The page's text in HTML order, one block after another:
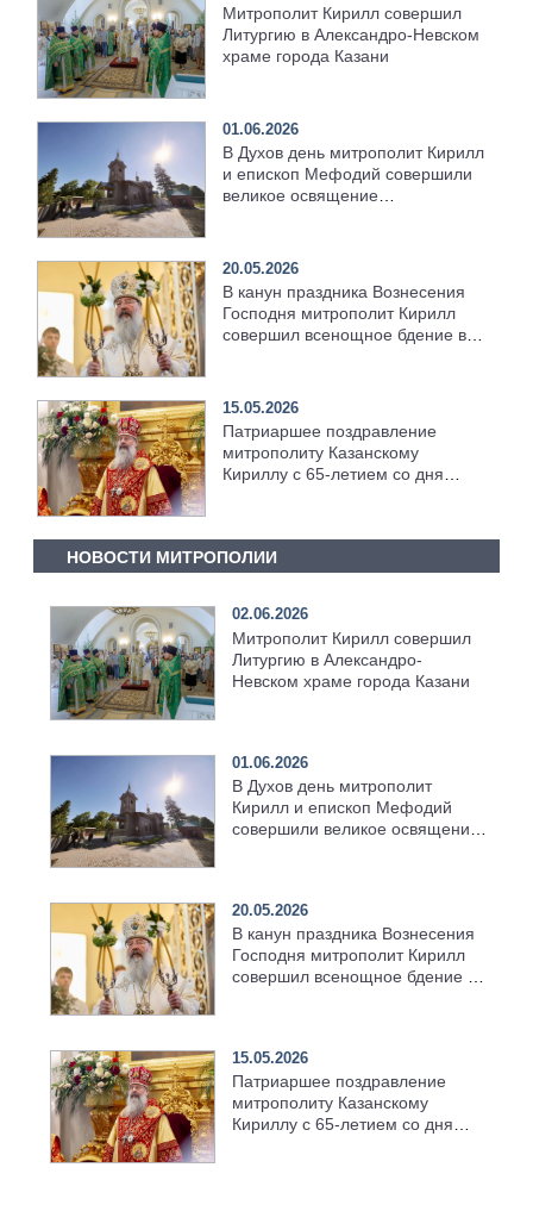
Митрополит Кирилл совершил
Литургию в Александро-Невском
храме города Казани
01.06.2026
В Духов день митрополит Кирилл
и епископ Мефодий совершили
великое освящение
20.05.2026
В канун праздника Вознесения
Господня митрополит Кирилл
совершил всенощное бдение в
15.05.2026
Патриаршее поздравление
митрополиту Казанскому
Кириллу с 65-летием со дня
НОВОСТИ МИТРОПОЛИИ
02.06.2026
Митрополит Кирилл совершил
Литургию в Александро-
Невском храме города Казани
01.06.2026
В Духов день митрополит
Кирилл и епископ Мефодий
совершили великое освящение
20.05.2026
В канун праздника Вознесения
Господня митрополит Кирилл
совершил всенощное бдение в
15.05.2026
Патриаршее поздравление
митрополиту Казанскому
Кириллу с 65-летием со дня